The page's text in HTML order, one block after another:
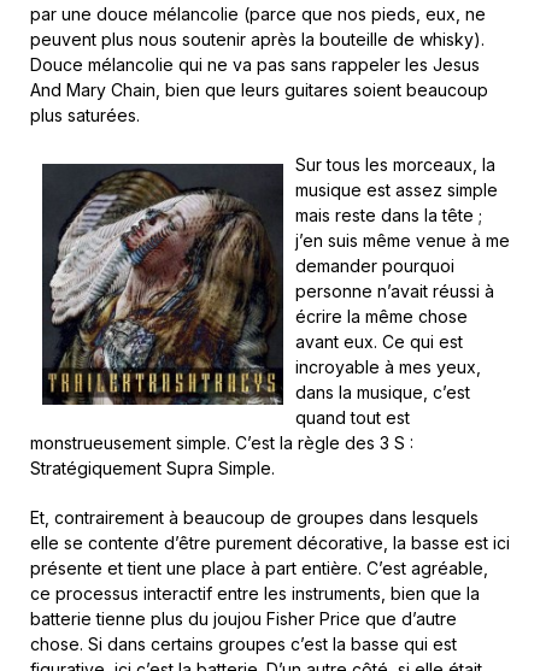
par une douce mélancolie (parce que nos pieds, eux, ne
peuvent plus nous soutenir après la bouteille de whisky).
Douce mélancolie qui ne va pas sans rappeler les Jesus
And Mary Chain, bien que leurs guitares soient beaucoup
plus saturées.
Sur tous les morceaux, la
musique est assez simple
mais reste dans la tête ;
j’en suis même venue à me
demander pourquoi
personne n’avait réussi à
écrire la même chose
avant eux. Ce qui est
incroyable à mes yeux,
dans la musique, c’est
quand tout est
monstrueusement simple. C’est la règle des 3 S :
Stratégiquement Supra Simple.
Et, contrairement à beaucoup de groupes dans lesquels
elle se contente d’être purement décorative, la basse est ici
présente et tient une place à part entière. C’est agréable,
ce processus interactif entre les instruments, bien que la
batterie tienne plus du joujou Fisher Price que d’autre
chose. Si dans certains groupes c’est la basse qui est